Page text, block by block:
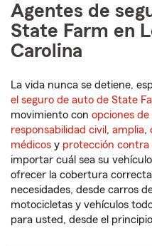
Agentes de
State Farm en
Carolina
La vida nunca se detiene,
el seguro de auto de State
movimiento con opciones
responsabilidad civil , amplia,
médicos y protección contra
importar cuál sea su
ofrecer la cobertura
necesidades, desde carros
motocicletas y vehículos
para usted, desde el